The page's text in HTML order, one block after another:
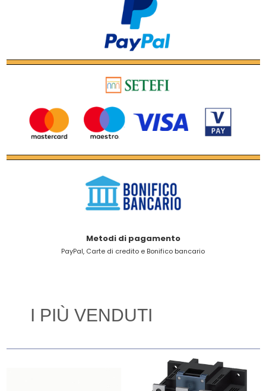
Metodi di pagamento
PayPal, Carte di credito e Bonifico bancario
I PIÙ VENDUTI